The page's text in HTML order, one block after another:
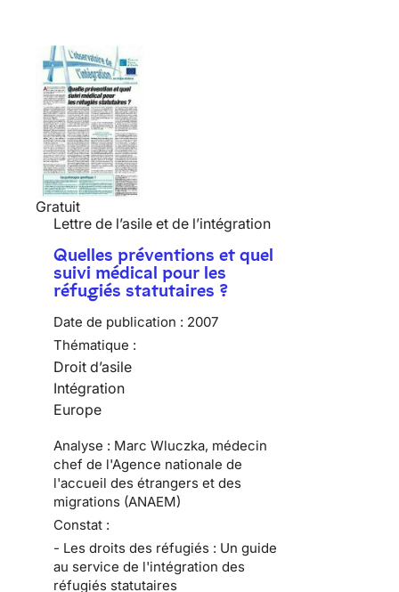
Gratuit
Lettre de l’asile et de l’intégration
Quelles préventions et quel
suivi médical pour les
réfugiés statutaires ?
Date de publication : 2007
Thématique :
Droit d’asile
Intégration
Europe
Analyse : Marc Wluczka, médecin
chef de l'Agence nationale de
l'accueil des étrangers et des
migrations (ANAEM)
Constat :
- Les droits des réfugiés : Un guide
au service de l'intégration des
réfugiés statutaires